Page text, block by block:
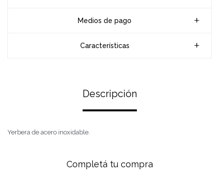
Medios de pago
Características
Descripción
Yerbera de acero inoxidable.
Completá tu compra